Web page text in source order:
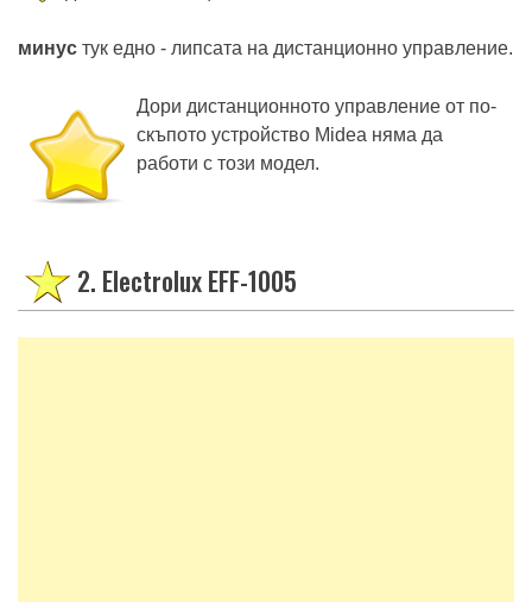
минус тук едно - липсата на дистанционно управление.
Дори дистанционното управление от по-
скъпото устройство Midea няма да
работи с този модел.
2. Electrolux EFF-1005